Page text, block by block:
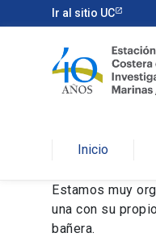
Ir al sitio UC
Inicio
Estamos muy
una con su
bañera.